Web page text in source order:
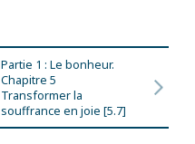
Partie 1 : Le bonheur.
Chapitre 5
Transformer la
souffrance en joie [5.7]